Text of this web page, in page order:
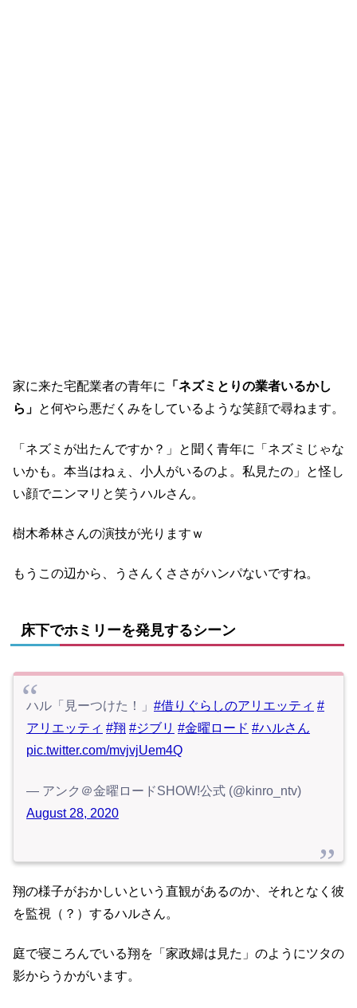
家に来た宅配業者の青年に
「ネズミとりの業者いるかし
ら」 と何やら悪だくみをしているような笑顔で尋ねます。
「ネズミが出たんですか？」と聞く青年に「ネズミじゃな
いかも。本当はねぇ、小人がいるのよ。私見たの」と怪し
い顔でニンマリと笑うハルさん。
樹木希林さんの演技が光りますｗ
もうこの辺から、うさんくささがハンパないですね。
床下でホミリーを発見するシーン
ハル「見ーつけた！」 #借りぐらしのアリエッティ #
アリエッティ #翔 #ジブリ #金曜ロード #ハルさん
pic.twitter.com/mvjvjUem4Q
— アンク＠金曜ロードSHOW!公式 (@kinro_ntv)
August 28, 2020
翔の様子がおかしいという直観があるのか、それとなく彼
を監視（？）するハルさん。
庭で寝ころんでいる翔を「家政婦は見た」のようにツタの
影からうかがいます。